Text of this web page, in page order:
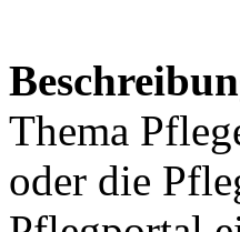
Thema
oder die